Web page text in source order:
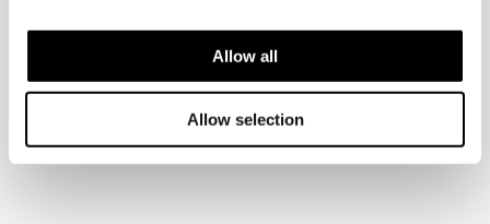
Allow all
Allow selection